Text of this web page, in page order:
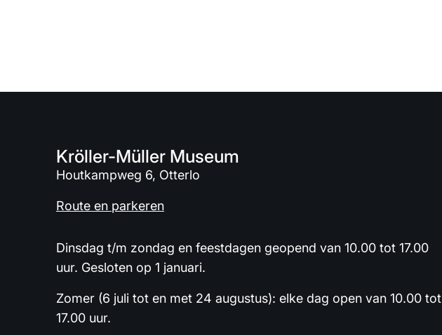
Kröller-Müller Museum
Houtkampweg 6, Otterlo
Route en parkeren
Dinsdag t/m zondag en feestdagen geopend van 10.00 tot 17.00
uur. Gesloten op 1 januari.
Zomer (6 juli tot en met 24 augustus): elke dag open van 10.00 tot
17.00 uur.